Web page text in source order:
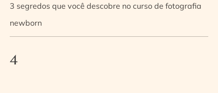
3 segredos que você descobre no curso de fotografia
newborn
4